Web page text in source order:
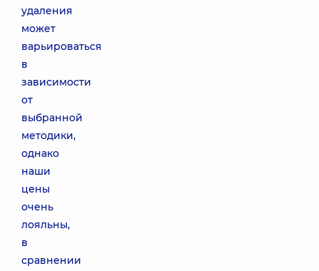
удаления
может
варьироваться
в
зависимости
от
выбранной
методики,
однако
наши
цены
очень
лояльны,
в
сравнении